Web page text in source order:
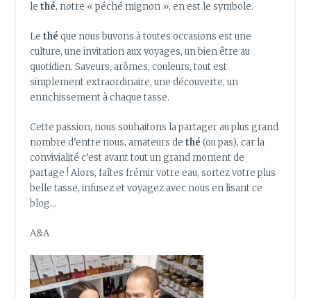
lethé, notre « péché mignon », en est le symbole.
Lethé que nous buvons à toutes occasions est une
culture, une invitation aux voyages, un bien être au
quotidien. Saveurs, arômes, couleurs, tout est
simplement extraordinaire, une découverte, un
enrichissement à chaque tasse.
Cette passion, nous souhaitons la partager au plus grand
nombre d’entre nous, amateurs de thé (ou pas), car la
convivialité c’est avant tout un grand moment de
partage ! Alors, faîtes frémir votre eau, sortez votre plus
belle tasse, infusez et voyagez avec nous en lisant ce
blog…
A&A